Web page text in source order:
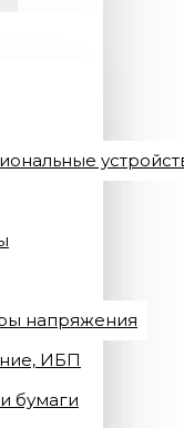
напряжения
ИБП
бумаги